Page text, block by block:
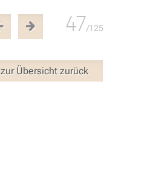
47/125
zur Übersicht zurück